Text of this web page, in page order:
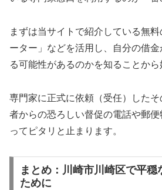
まずは当サイトで紹介している無
ーター」などを活用し、自分の借
る可能性があるのかを知ることから
専門家に正式に依頼（受任）した
者からの恐ろしい督促の電話や郵
ってピタリと止まります。
まとめ：川崎市川崎区で平穏
ために